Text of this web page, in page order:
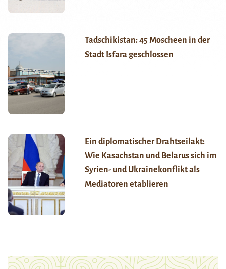
Tadschikistan: 45 Moscheen in der
Stadt Isfara geschlossen
Ein diplomatischer Drahtseilakt:
Wie Kasachstan und Belarus sich im
Syrien- und Ukrainekonflikt als
Mediatoren etablieren